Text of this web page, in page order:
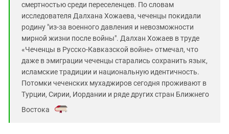
смертностью среди переселенцев. По словам
исследователя Далхана Хожаева, чеченцы покидали
родину "из-за военного давления и невозможности
мирной жизни после войны". Далхан Хожаев в труде
«Чеченцы в Русско-Кавказской войне» отмечал, что
даже в эмиграции чеченцы старались сохранить язык,
исламские традиции и национальную идентичность.
Потомки чеченских мухаджиров сегодня проживают в
Турции, Сирии, Иордании и ряде других стран Ближнего
Востока
.